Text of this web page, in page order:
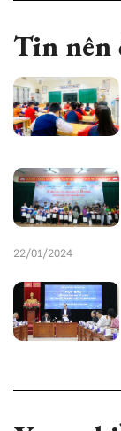
Tin nên
22/01/2024